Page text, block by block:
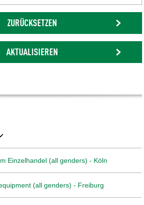
ZURÜCKSETZEN
AKTUALISIEREN
Einzelhandel (all genders) - Köln
(all genders) - Freiburg